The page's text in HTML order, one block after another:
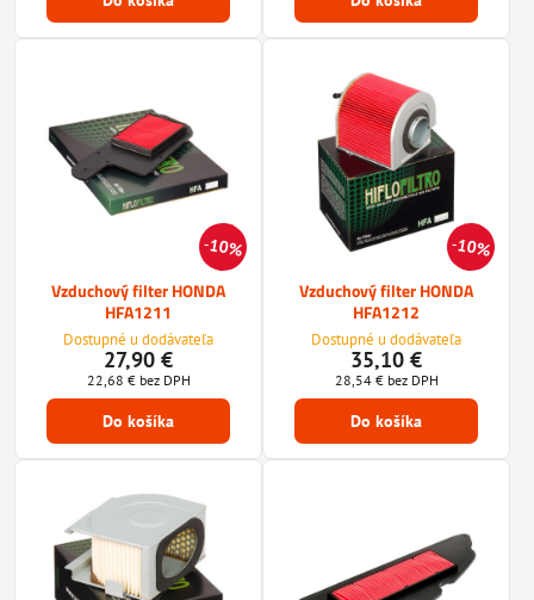
10%
Vzduchový filter HONDA
HFA1211
Dostupné u dodávateľa
27,90 €
22,68 € bez DPH
Do košíka
10%
Vzduchový filter HONDA
HFA1212
Dostupné u dodávateľa
35,10 €
28,54 € bez DPH
Do košíka